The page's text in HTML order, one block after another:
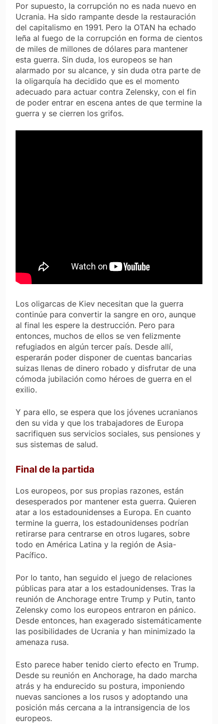
Por supuesto, la corrupción no es nada nuevo en
Ucrania. Ha sido rampante desde la restauración
del capitalismo en 1991. Pero la OTAN ha echado
leña al fuego de la corrupción en forma de cientos
de miles de millones de dólares para mantener
esta guerra. Sin duda, los europeos se han
alarmado por su alcance, y sin duda otra parte de
la oligarquía ha decidido que es el momento
adecuado para actuar contra Zelensky, con el fin
de poder entrar en escena antes de que termine la
guerra y se cierren los grifos.
Los oligarcas de Kiev necesitan que la guerra
continúe para convertir la sangre en oro, aunque
al final les espere la destrucción. Pero para
entonces, muchos de ellos se ven felizmente
refugiados en algún tercer país. Desde allí,
esperarán poder disponer de cuentas bancarias
suizas llenas de dinero robado y disfrutar de una
cómoda jubilación como héroes de guerra en el
exilio.
Y para ello, se espera que los jóvenes ucranianos
den su vida y que los trabajadores de Europa
sacrifiquen sus servicios sociales, sus pensiones y
sus sistemas de salud.
Final de la partida
Los europeos, por sus propias razones, están
desesperados por mantener esta guerra. Quieren
atar a los estadounidenses a Europa. En cuanto
termine la guerra, los estadounidenses podrían
retirarse para centrarse en otros lugares, sobre
todo en América Latina y la región de Asia-
Pacífico.
Por lo tanto, han seguido el juego de relaciones
públicas para atar a los estadounidenses. Tras la
reunión de Anchorage entre Trump y Putin, tanto
Zelensky como los europeos entraron en pánico.
Desde entonces, han exagerado sistemáticamente
las posibilidades de Ucrania y han minimizado la
amenaza rusa.
Esto parece haber tenido cierto efecto en Trump.
Desde su reunión en Anchorage, ha dado marcha
atrás y ha endurecido su postura, imponiendo
nuevas sanciones a los rusos y adoptando una
posición más cercana a la intransigencia de los
europeos.